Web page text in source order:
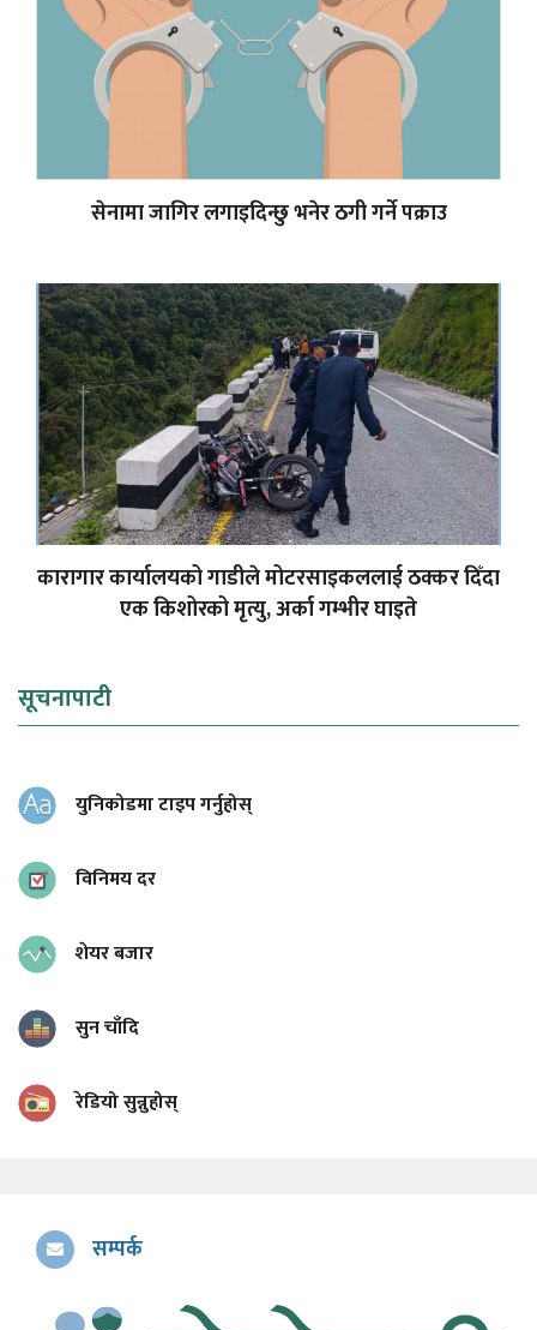
सेनामा जागिर लगाइदिन्छु भनेर ठगी गर्ने पक्राउ
कारागार कार्यालयको गाडीले मोटरसाइकललाई ठक्कर दिँदा
एक किशोरको मृत्यु, अर्का गम्भीर घाइते
सूचनापाटी
युनिकोडमा टाइप गर्नुहोस्
विनिमय दर
शेयर बजार
सुन चाँदि
रेडियो सुन्नुहोस्
सम्पर्क